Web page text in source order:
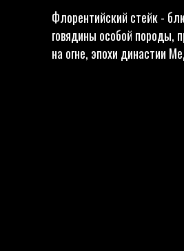
Флорентийский стейк -
говядины особой породы,
на огне, эпохи династии